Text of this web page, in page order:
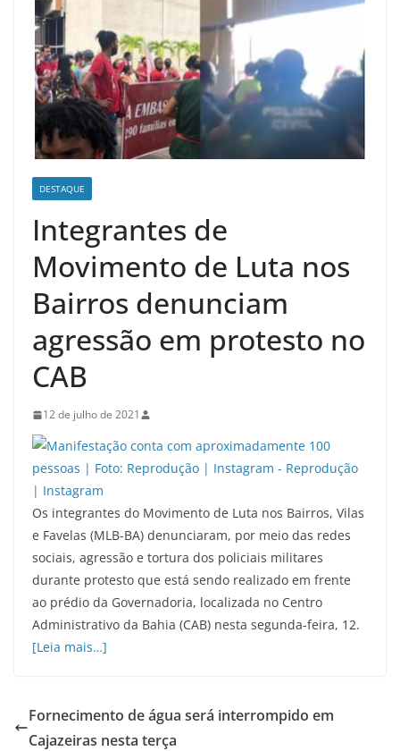
DESTAQUE
Integrantes de
Movimento de Luta nos
Bairros denunciam
agressão em protesto no
CAB
12 de julho de 2021
Os integrantes do Movimento de Luta nos Bairros, Vilas
e Favelas (MLB-BA) denunciaram, por meio das redes
sociais, agressão e tortura dos policiais militares
durante protesto que está sendo realizado em frente
ao prédio da Governadoria, localizada no Centro
Administrativo da Bahia (CAB) nesta segunda-feira, 12.
[Leia mais…]
Fornecimento de água será interrompido em
Cajazeiras nesta terça